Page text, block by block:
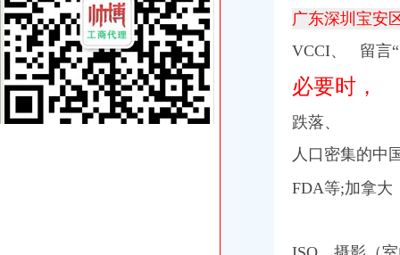
【加洲七街健身卡两年卡,2014年6月办的,还有20个月。】-娄底娄
加洲光3月29日举办多层现房大型让利活动
世检检测优惠专业办理电热毯SAA认证,RCM认证,张R-
2018北美洲旅游攻略,北美洲自由行攻略,马蜂窝北美洲出游攻略游记
2018北美洲旅游攻略,北美洲自由行攻略,马蜂窝北美洲出游攻略游记
万事通_新浪新闻
[求助]我老婆发了疯似的要去美国当护士,怎么办？_美国_论坛_天涯社
外高桥办理加洲啤酒进口手续公司/进口啤酒标签备案/流程
广东深圳宝安
VCCI、
留言
必要时，
跌落、
人口密集的中
FDA等;加拿大